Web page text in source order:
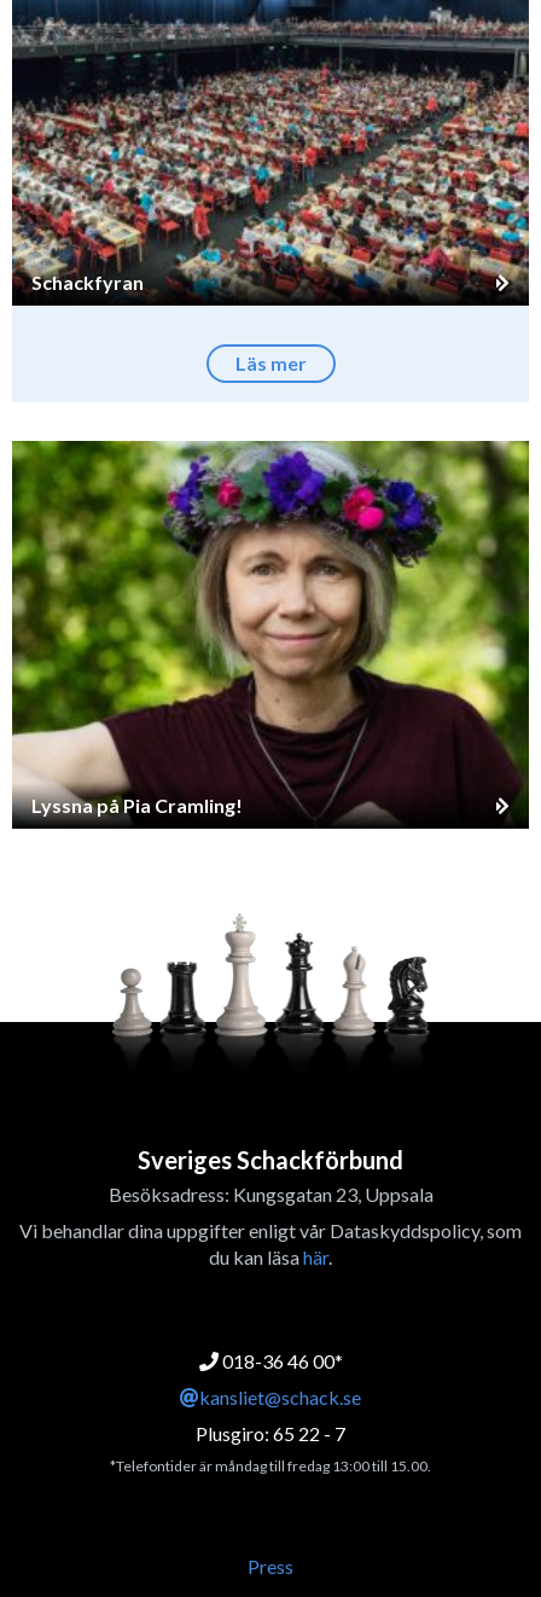
Schackfyran
Läs mer
Lyssna på Pia Cramling!
Sveriges Schackförbund
Besöksadress: Kungsgatan 23, Uppsala
Vi behandlar dina uppgifter enligt vår Dataskyddspolicy, som
du kan läsahär.
018-36 46 00*
kansliet@schack.se
Plusgiro: 65 22 - 7
*Telefontider är måndag till fredag 13:00 till 15.00.
Press